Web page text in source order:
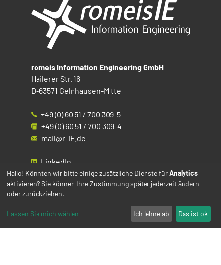
romeis Information Engineering GmbH
Hailerer Str. 16
D-63571 Gelnhausen-Mitte
+49 (0) 60 51 / 700 309-5
+49 (0) 60 51 / 700 309-4
mail@r-IE.de
LinkedIn
Instagram
Facebook
YouTube
Hallo! Könnten wir bitte einige zusätzliche Dienste fürAnalytics
aktivieren? Sie können Ihre Zustimmung später jederzeit ändern
oder zurückziehen.
Lassen Sie mich wählen Ich lehne ab Das ist ok